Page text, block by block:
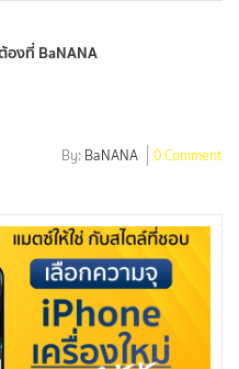
องที่ BaNANA
By: BaNANA 0 Comment